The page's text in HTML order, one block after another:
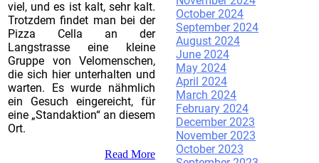
viel, und es ist kalt, sehr kalt.
Trotzdem findet man bei der
Pizza Cella an der
Langstrasse eine kleine
Gruppe von Velomenschen,
die sich hier unterhalten und
warten. Es wurde nähmlich
ein Gesuch eingereicht, für
eine „Standaktion“ an diesem
Ort.
Read More
October 2024
September 2024
August 2024
June 2024
May 2024
April 2024
March 2024
February 2024
December 2023
November 2023
October 2023